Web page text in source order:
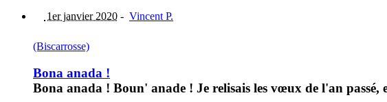
1er janvier 2020 - Vincent P.
(Biscarrosse)
Bona anada !
Bona anada ! Boun' anade ! Je relisais les vœux de l'an